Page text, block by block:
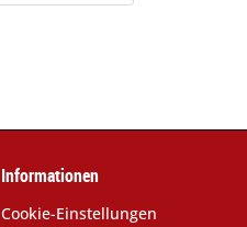
Informationen
Cookie-Einstellungen